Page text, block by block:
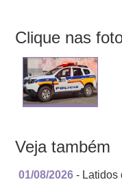
Clique nas
Veja também
01/08/2026 - Latidos